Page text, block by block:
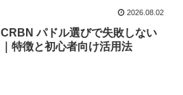
2026.08.02
CRBN パドル選びで失敗しない
｜特徴と初心者向け活用法